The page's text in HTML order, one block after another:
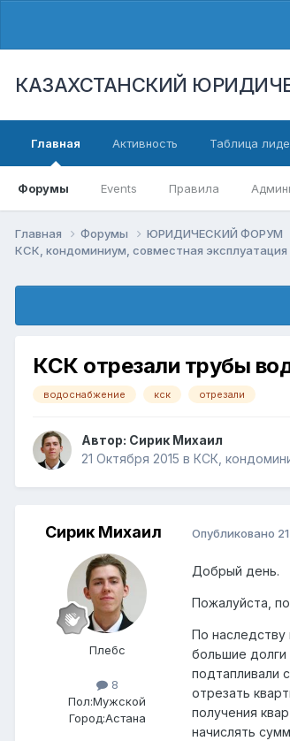
КАЗАХСТАНСКИЙ
Главная
Форумы Events Правила
Активность Таблица
Главная Форумы ЮРИДИЧЕСКИЙ ФОРУМ
КСК, кондоминиум, совместная эксплуатация
КСК отрезали трубы
водоснабжение кск отрезали
Автор: Сирик Михаил
21 Октября 2015 в КСК,
Сирик Михаил
Плебс
8
Пол:Мужской
Город:Астана
Опубликовано
Добрый день.
Пожалуйста,
По
большие долги
подтапливали
отрезать
получения
начислять